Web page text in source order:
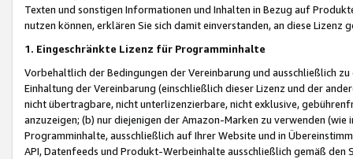
Texten und sonstigen Informationen und Inhalten in Bezug auf
nutzen können, erklären Sie sich damit einverstanden, an diese Lizenz
1. Eingeschränkte Lizenz für Programminhalte
Vorbehaltlich der Bedingungen der Vereinbarung und ausschließlich
Einhaltung der Vereinbarung (einschließlich dieser Lizenz und der
nicht übertragbare, nicht unterlizenzierbare, nicht exklusive,
anzuzeigen; (b) nur diejenigen der Amazon-Marken zu verwenden
Programminhalte, ausschließlich auf Ihrer Website und in
API, Datenfeeds und Produkt-Werbeinhalte ausschließlich gemäß